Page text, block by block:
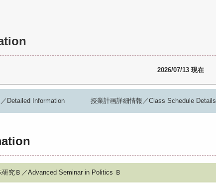
2026/07/13 現在
Detailed Information 授業計画詳細情報／Class Schedule Details
研究Ｂ／Advanced Seminar in Politics Ｂ